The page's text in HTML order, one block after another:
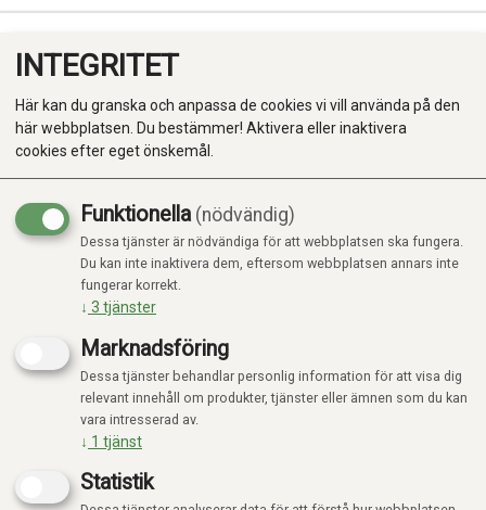
Produkter
Kategorier
Kampanj
INTEGRITET
Här kan du granska och anpassa de cookies vi vill använda på den
här webbplatsen. Du bestämmer! Aktivera eller inaktivera
cookies efter eget önskemål.
Funktionella (nödvändig)
Dessa tjänster är nödvändiga för att webbplatsen ska fungera.
Du kan inte inaktivera dem, eftersom webbplatsen annars inte
fungerar korrekt.
↓ 3 tjänster
Marknadsföring
Dessa tjänster behandlar personlig information för att visa dig
relevant innehåll om produkter, tjänster eller ämnen som du kan
vara intresserad av.
↓ 1 tjänst
Statistik